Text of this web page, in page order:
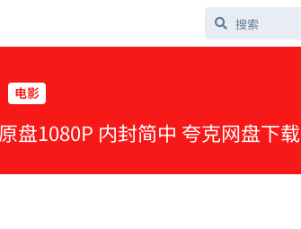
电影
盘1080P 内封简中 夸克网盘下载